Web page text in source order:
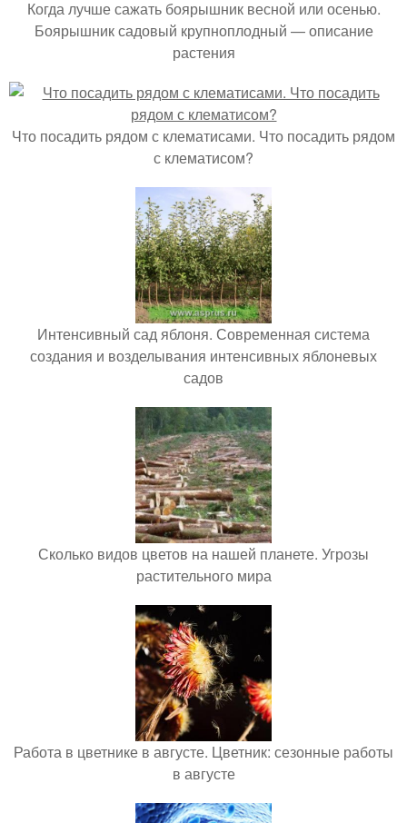
Когда лучше сажать боярышник весной или осенью.
Боярышник садовый крупноплодный — описание
растения
Что посадить рядом с клематисами. Что посадить рядом
с клематисом?
Интенсивный сад яблоня. Современная система
создания и возделывания интенсивных яблоневых
садов
Сколько видов цветов на нашей планете. Угрозы
растительного мира
Работа в цветнике в августе. Цветник: сезонные работы
в августе